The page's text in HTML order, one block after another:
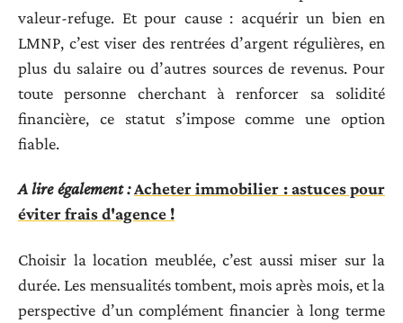
valeur-refuge. Et pour cause : acquérir un bien en
LMNP, c’est viser des rentrées d’argent régulières, en
plus du salaire ou d’autres sources de revenus. Pour
toute personne cherchant à renforcer sa solidité
financière, ce statut s’impose comme une option
fiable.
A lire également : Acheter immobilier : astuces pour
éviter frais d'agence !
Choisir la location meublée, c’est aussi miser sur la
durée. Les mensualités tombent, mois après mois, et la
perspective d’un complément financier à long terme